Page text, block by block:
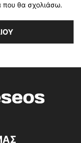
που θα σχολιάσω.